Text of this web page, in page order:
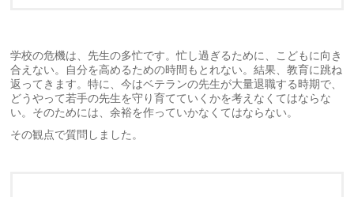
学校の危機は、先生の多忙です。忙し過ぎるために、こどもに向き
合えない。自分を高めるための時間もとれない。結果、教育に跳ね
返ってきます。特に、今はベテランの先生が大量退職する時期で、
どうやって若手の先生を守り育てていくかを考えなくてはならな
い。そのためには、余裕を作っていかなくてはならない。
その観点で質問しました。